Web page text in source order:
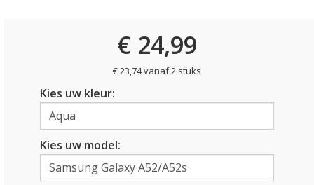
€ 24,99
€ 23,74 vanaf 2 stuks
Kies uw kleur:
Kies uw model: